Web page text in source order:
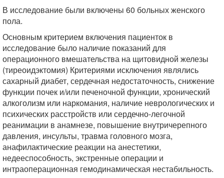
В исследование были включены 60 больных женского
пола.
Основным критерием включения пациенток в
исследование было наличие показаний для
операционного вмешательства на щитовидной железы
(тиреоидэктомия) Критериями исключения являлись
сахарный диабет, сердечная недостаточность, снижение
функции почек и/или печеночной функции, хронический
алкоголизм или наркомания, наличие неврологических и
психических расстройств или сердечно-легочной
реанимации в анамнезе, повышение внутричерепного
давления, инсульты, травма головного мозга,
анафилактические реакции на анестетики,
недееспособность, экстренные операции и
интраоперационная гемодинамическая нестабильность.